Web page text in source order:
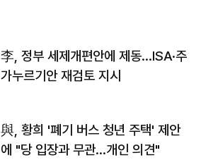
李, 정부 세제개편안에 제동…ISA·주
가누르기안 재검토 지시
與, 황희 '폐기 버스 청년 주택' 제안
에 "당 입장과 무관…개인 의견"